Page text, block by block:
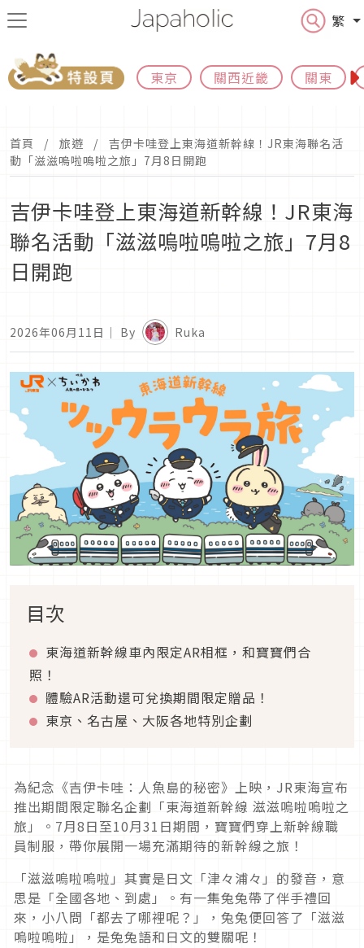
繁
東京 關西近畿 關東
首頁 旅遊
吉伊卡哇登上東海道新幹線！JR東海聯名活
動「滋滋嗚啦嗚啦之旅」7月8日開跑
吉伊卡哇登上東海道新幹線！JR東海
聯名活動「滋滋嗚啦嗚啦之旅」7月8
日開跑
2026年06月11日 ｜ By Ruka
目次
東海道新幹線車內限定AR相框，和寶寶們合
照！
體驗AR活動還可兌換期間限定贈品！
東京、名古屋、大阪各地特別企劃
為紀念《吉伊卡哇：人魚島的秘密》上映，JR東海宣布
推出期間限定聯名企劃「東海道新幹線 滋滋嗚啦嗚啦之
旅」。7月8日至10月31日期間，寶寶們穿上新幹線職
員制服，帶你展開一場充滿期待的新幹線之旅！
「滋滋嗚啦嗚啦」其實是日文「津々浦々」的發音，意
思是「全國各地、到處」。有一集兔兔帶了伴手禮回
來，小八問「都去了哪裡呢？」，兔兔便回答了「滋滋
嗚啦嗚啦」，是兔兔語和日文的雙關呢！